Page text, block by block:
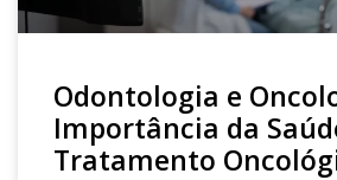
Odontologia e
Importância da
Tratamento